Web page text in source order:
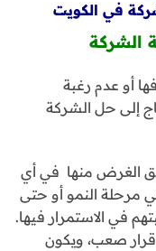
في الكويت
أو عدم رغبة
إلى حل الشركة
الغرض منها في أي
مرحلة النمو أو حتى
في الاستمرار فيها.
قرار صعب، ويكون